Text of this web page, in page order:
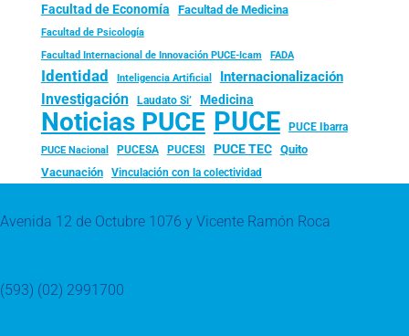
Facultad de Economía Facultad de Medicina
Facultad de Psicología
Facultad Internacional de Innovación PUCE-Icam FADA
Identidad Inteligencia Artificial Internacionalización
Investigación Laudato Si’ Medicina
Noticias PUCE PUCE PUCE Ibarra
PUCE Nacional PUCESA PUCESI PUCE TEC
Quito
Vacunación
Vinculación con la colectividad
Avenida 12 de Octubre 1076 y Vicente Ramón Roca
(593) (02) 2991700